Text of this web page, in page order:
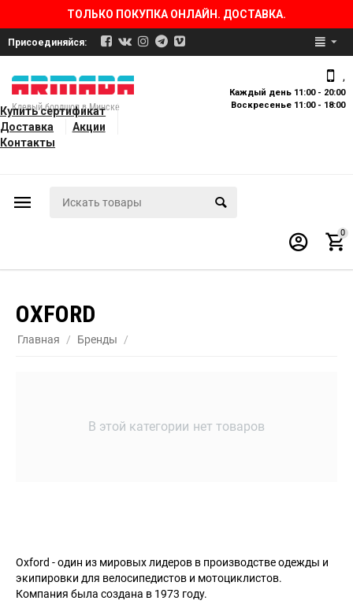
ТОЛЬКО ПОКУПКА ОНЛАЙН. ДОСТАВКА.
Присоединяйся:
Клевый бордшоп в Минске
Купить сертификат
Доставка
Акции
Контакты
,
Каждый день 11:00 - 20:00
Воскресенье 11:00 - 18:00
0
OXFORD
Главная / Бренды /
Oxford - один из мировых лидеров в производстве одежды и
экипировки для велосипедистов и мотоциклистов.
Компания была создана в 1973 году.
В этой категории нет товаров